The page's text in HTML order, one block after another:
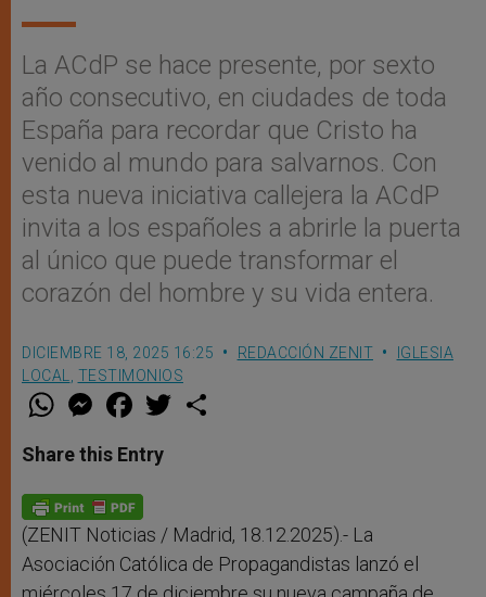
La ACdP se hace presente, por sexto
año consecutivo, en ciudades de toda
España para recordar que Cristo ha
venido al mundo para salvarnos. Con
esta nueva iniciativa callejera la ACdP
invita a los españoles a abrirle la puerta
al único que puede transformar el
corazón del hombre y su vida entera.
DICIEMBRE 18, 2025 16:25 REDACCIÓN ZENIT
IGLESIA
LOCAL
TESTIMONIOS
W
t
s
p
p
M
e
s
e
g
e
r
F
a
e
b
o
k
w
Share this Entry
(ZENIT Noticias / Madrid, 18.12.2025).- La
Asociación Católica de Propagandistas lanzó el